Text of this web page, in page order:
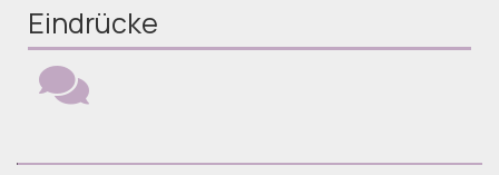
Eindrücke